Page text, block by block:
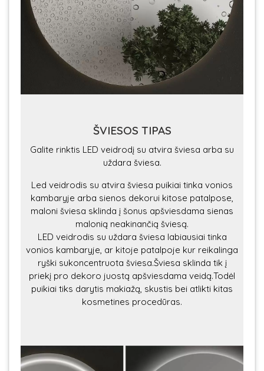
ŠVIESOS TIPAS
Galite rinktis LED veidrodį su atvira šviesa arba su
uždara šviesa.
Led veidrodis su atvira šviesa puikiai tinka vonios
kambaryje arba sienos dekorui kitose patalpose,
maloni šviesa sklinda į šonus apšviesdama sienas
malonią neakinančią šviesą.
LED veidrodis su uždara šviesa labiausiai tinka
vonios kambaryje, ar kitoje patalpoje kur reikalinga
ryški sukoncentruota šviesa.Šviesa sklinda tik į
priekį pro dekoro juostą apšviesdama veidą.Todėl
puikiai tiks darytis makiažą, skustis bei atlikti kitas
kosmetines procedūras.